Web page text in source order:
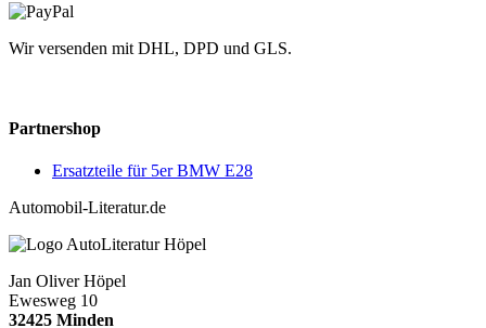
Wir versenden mit DHL, DPD und GLS.
Partnershop
Ersatzteile für 5er BMW E28
Automobil-Literatur.de
Jan Oliver Höpel
Ewesweg 10
32425 Minden